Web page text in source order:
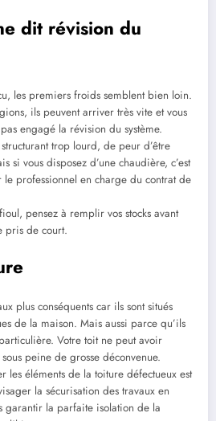
dit révision du
les premiers froids semblent bien loin.
ils peuvent arriver très vite et vous
engagé la révision du système.
trop lourd, de peur d’être
si vous disposez d’une chaudière, c’est
professionnel en charge du contrat de
pensez à remplir vos stocks avant
pris de court.
plus conséquents car ils sont situés
de la maison. Mais aussi parce qu’ils
Votre toit ne peut avoir
peine de grosse déconvenue.
les éléments de la toiture défectueux est
la sécurisation des travaux en
garantir la parfaite isolation de la